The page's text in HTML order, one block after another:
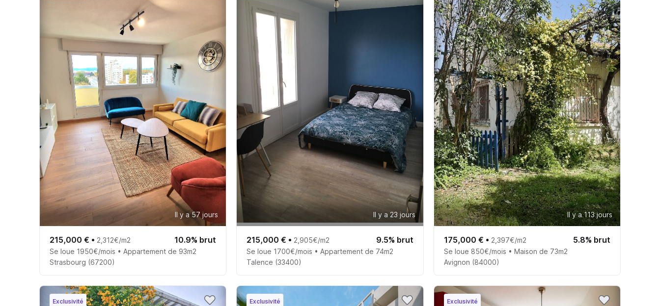
Il y a 57 jours
215,000 € • 2,312€/m2 10.9% brut
Se loue 1950€/mois • Appartement de 93m2
Strasbourg (67200)
Il y a 23 jours
215,000 € • 2,905€/m2 9.5% brut
Se loue 1700€/mois • Appartement de 74m2
Talence (33400)
Il y a 113 jours
175,000 € • 2,397€/m2 5.8% brut
Se loue 850€/mois • Maison de 73m2
Avignon (84000)
Exclusivité Exclusivité Exclusivité